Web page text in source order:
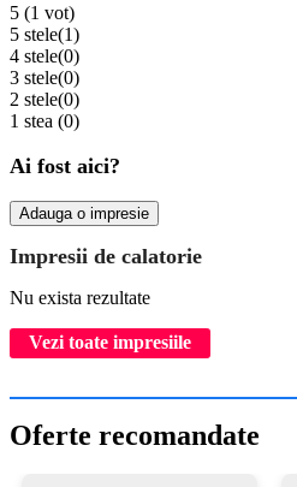
5 (1 vot)
5 stele(1)
4 stele(0)
3 stele(0)
2 stele(0)
1 stea (0)
Ai fost aici?
Adauga o impresie
Impresii de calatorie
Nu exista rezultate
Vezi toate impresiile
Oferte recomandate